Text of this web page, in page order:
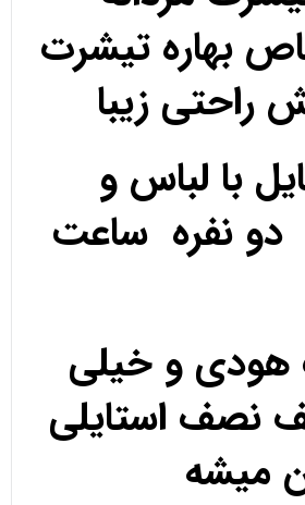
بهاره تیشرت
راحتی زیبا
با لباس و
نفره ساعت
هودی و خیلی
استایلی
میشه